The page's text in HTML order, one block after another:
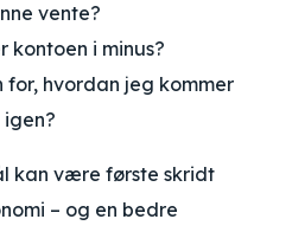
vente?
kontoen i minus?
for, hvordan jeg kommer
kan være første skridt
– og en bedre